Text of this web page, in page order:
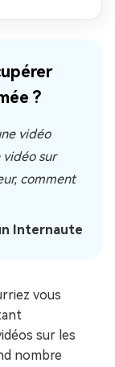
?
vidéo
vidéo sur
comment
Internaute
vous
sur les
nombre